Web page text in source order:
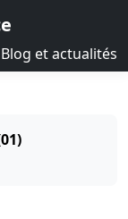
Blog et actualités